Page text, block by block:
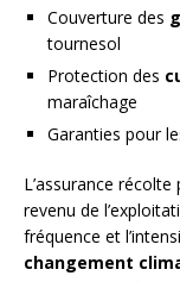
Couverture des
tournesol
Protection des
maraîchage
Garanties pour
L’assurance
revenu de
fréquence et
changement